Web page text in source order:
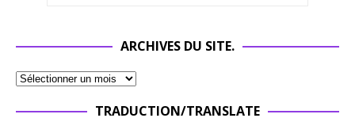
ARCHIVES DU SITE.
TRADUCTION/TRANSLATE